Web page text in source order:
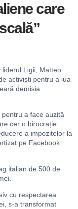
care
liderul Ligii, Matteo
activiști pentru a lua
demisia
pentru a face auzită
cer o birocrație
a impozitelor la
pe Facebook
italian de 500 de
cu respectarea
s-a transformat